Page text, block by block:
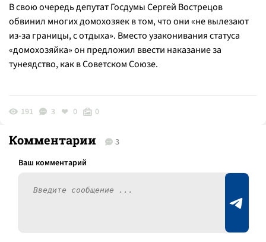
В свою очередь депутат Госдумы Сергей Вострецов
обвинил многих домохозяек в том, что они «не вылезают
из-за границы, с отдыха». Вместо узаконивания статуса
«домохозяйка» он предложил ввести наказание за
тунеядство, как в Советском Союзе.
191 3 0 0
Комментарии 3